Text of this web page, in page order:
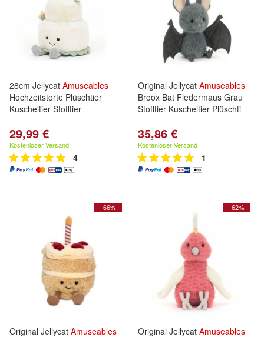
28cm Jellycat Amuseables
Hochzeitstorte Plüschtier
Kuscheltier Stofftier
29,99 €
Kostenloser Versand
4
Original Jellycat Amuseables
Broox Bat Fledermaus Grau
Stofftier Kuscheltier Plüschti
35,86 €
Kostenloser Versand
1
- 66%
Original Jellycat Amuseables
- 62%
Original Jellycat Amuseables